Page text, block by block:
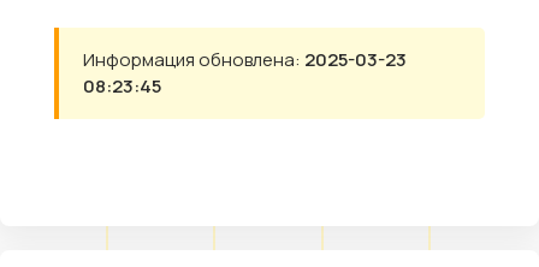
Информация обновлена: 2025-03-23
08:23:45